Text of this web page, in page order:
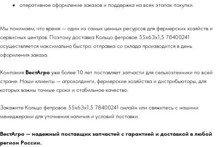
оперативное оформление заказов и поддержка на всех этапах покупки.
Мы понимаем, что время — один из самых ценных ресурсов для фермерских хозяйств и
сервисных центров. Поэтому доставка Кольцо фетровое 55х63х1,5 78400241
осуществляется максимально быстро: отправка со склада производится в день
оформления заказа.
Компания ВестАгро уже более 10 лет поставляет запчасти для сельхозтехники по всей
стране. Наши клиенты — агрохолдинги, фермерские хозяйства и дистрибьюторы, для
которых важны точные сроки и стабильное качество.
Закажите Кольцо фетровое 55х63х1,5 78400241 онлайн или свяжитесь с нашими
менеджерами для уточнения наличия и условий поставки.
ВестАгро — надежный поставщик запчастей с гарантией и доставкой в любой
регион России.